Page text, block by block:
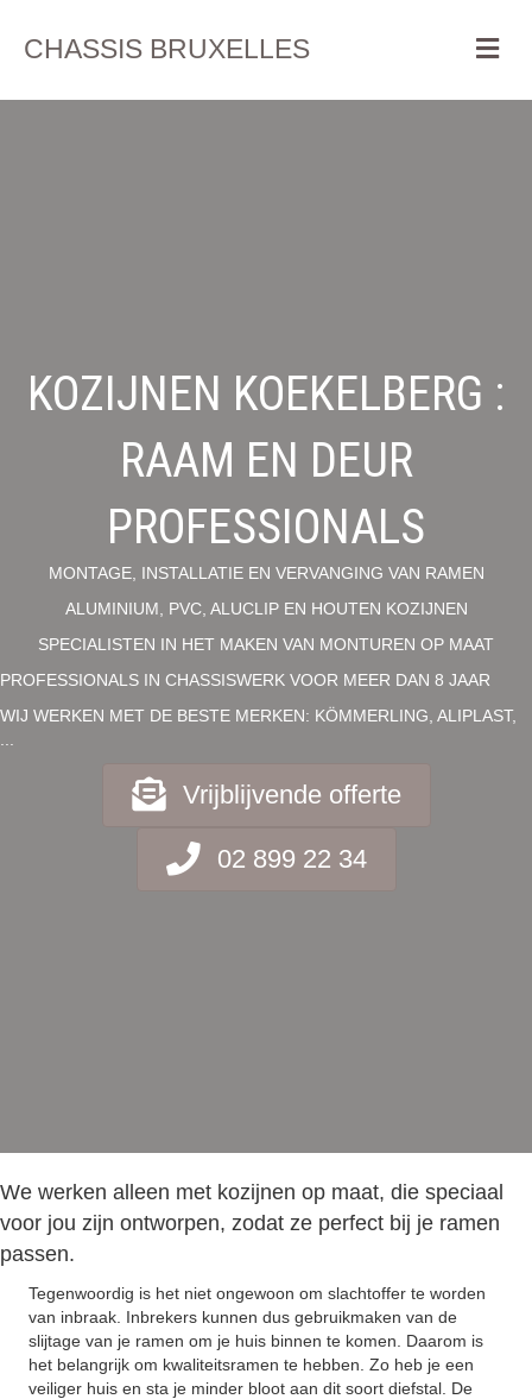
CHASSIS BRUXELLES
KOZIJNEN KOEKELBERG :
RAAM EN DEUR
PROFESSIONALS
MONTAGE, INSTALLATIE EN VERVANGING VAN RAMEN
ALUMINIUM, PVC, ALUCLIP EN HOUTEN KOZIJNEN
SPECIALISTEN IN HET MAKEN VAN MONTUREN OP MAAT
PROFESSIONALS IN CHASSISWERK VOOR MEER DAN 8 JAAR
WIJ WERKEN MET DE BESTE MERKEN: KÖMMERLING, ALIPLAST,
Vrijblijvende offerte
02 899 22 34
We werken alleen met kozijnen op maat, die speciaal
voor jou zijn ontworpen, zodat ze perfect bij je ramen
passen.
Tegenwoordig is het niet ongewoon om slachtoffer te worden
van inbraak. Inbrekers kunnen dus gebruikmaken van de
slijtage van je ramen om je huis binnen te komen. Daarom is
het belangrijk om kwaliteitsramen te hebben. Zo heb je een
veiliger huis en sta je minder bloot aan dit soort diefstal. De